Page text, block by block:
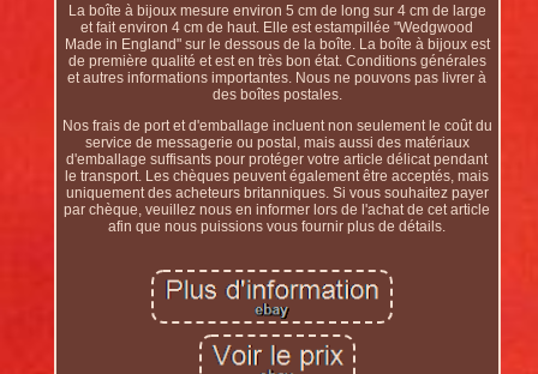
La boîte à bijoux mesure environ 5 cm de long sur 4 cm de large
et fait environ 4 cm de haut. Elle est estampillée "Wedgwood
Made in England" sur le dessous de la boîte. La boîte à bijoux est
de première qualité et est en très bon état. Conditions générales
et autres informations importantes. Nous ne pouvons pas livrer à
des boîtes postales.
Nos frais de port et d'emballage incluent non seulement le coût du
service de messagerie ou postal, mais aussi des matériaux
d'emballage suffisants pour protéger votre article délicat pendant
le transport. Les chèques peuvent également être acceptés, mais
uniquement des acheteurs britanniques. Si vous souhaitez payer
par chèque, veuillez nous en informer lors de l'achat de cet article
afin que nous puissions vous fournir plus de détails.